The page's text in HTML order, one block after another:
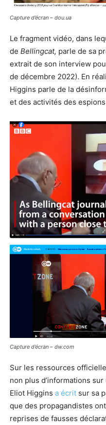
Capture d’écran – dou.ua
Le fragment vidéo, dans
de Bellingcat, parle de sa
extrait de son interview
de décembre 2022). En
Higgins parle de la
et des activités des
Capture d’écran – dw.com
Sur les ressources
non plus d’informations
Eliot Higgins a écrit sur sa
que des propagandistes
reprises de fausses